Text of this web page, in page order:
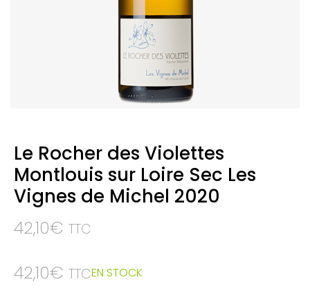
Le Rocher des Violettes
Montlouis sur Loire Sec Les
Vignes de Michel 2020
42,10€ TTC
42,10€ TTCEN STOCK